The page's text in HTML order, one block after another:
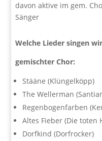
davon aktive im gem.
Sänger
Welche Lieder singen
gemischter Chor:
Stääne (Klüngelköpp)
The Wellerman
Regenbogenfarben
Altes Fieber (Die toten
Dorfkind (Dorfrocker)